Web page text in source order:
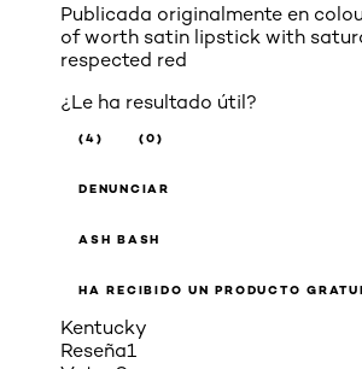
Publicada originalmente en
of worth satin lipstick with
respected red
¿Le ha resultado útil?
(4) (0)
DENUNCIAR
ASH BASH
HA RECIBIDO UN PRODUCTO
Kentucky
Reseña1